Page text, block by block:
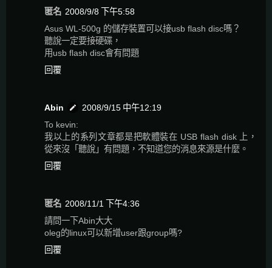
匿名 2008/9/8 下午5:58
Asus WL-500g 的儲存裝置可以接usb flash disc嗎？
聽說一定要接硬碟，
用usb flash disc會有問題
回覆
Abin
2008/9/15 中午12:19
To kevin:
我以上的系列文章都是把軟體裝在 USB flash disk 上，
從來沒「聽說」有問題，不知道您的消息來源是什麼。
回覆
匿名 2008/11/1 下午4:36
請問一下Abin大大
oleg的linux可以新增user跟group嗎?
回覆